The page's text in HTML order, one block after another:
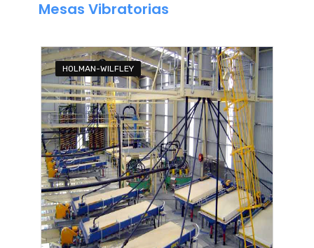
Mesas Vibratorias
HOLMAN-WILFLEY